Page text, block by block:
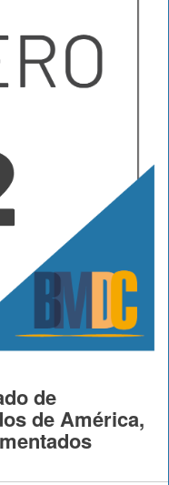
de
de América,